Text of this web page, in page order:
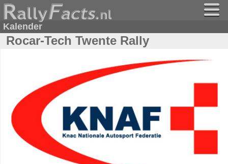
Kalender
Rocar-Tech Twente Rally